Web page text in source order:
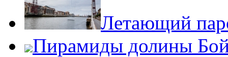
Летающий
Пирамиды долины